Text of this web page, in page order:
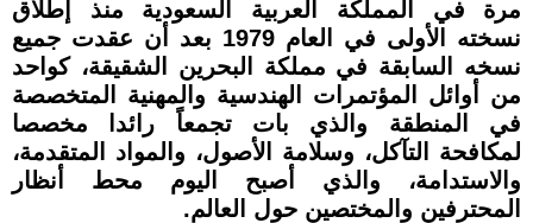
مرة في المملكة العربية السعودية منذ إطلاق
نسخته الأولى في العام 1979 بعد أن عقدت جميع
نسخه السابقة في مملكة البحرين الشقيقة، كواحد
من أوائل المؤتمرات الهندسية والمهنية المتخصصة
في المنطقة والذي بات تجمعاً رائدا مخصصا
لمكافحة التآكل، وسلامة الأصول، والمواد المتقدمة،
والاستدامة، والذي أصبح اليوم محط أنظار
المحترفين والمختصين حول العالم.